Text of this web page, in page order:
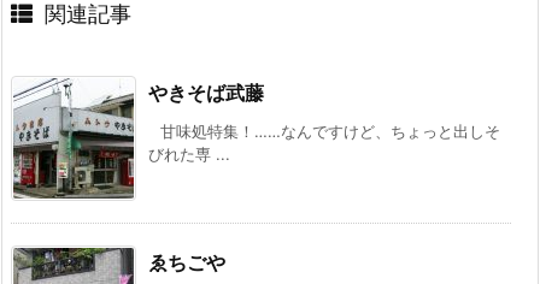
関連記事
やきそば武藤
甘味処特集！……なんですけど、ちょっと出しそ
びれた専 ...
ゑちごや